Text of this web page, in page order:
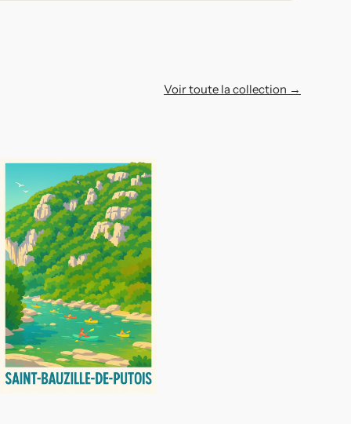
Voir toute la collection →
Affiche
Saint-
Bauzille-
de-
Putois
-
Aventure
et
Nature
au
fil
de
l'eau